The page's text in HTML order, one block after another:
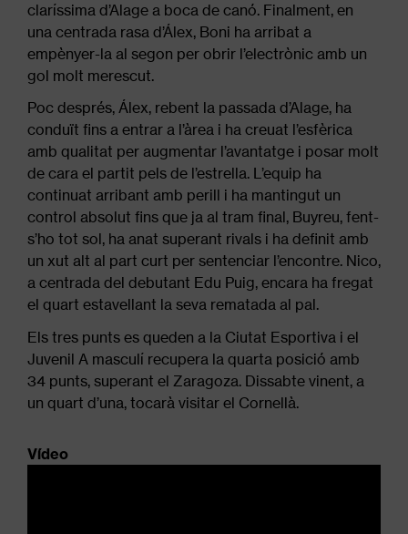
claríssima d’Alage a boca de canó. Finalment, en
una centrada rasa d’Álex, Boni ha arribat a
empènyer-la al segon per obrir l’electrònic amb un
gol molt merescut.
Poc després, Álex, rebent la passada d’Alage, ha
conduït fins a entrar a l’àrea i ha creuat l’esfèrica
amb qualitat per augmentar l’avantatge i posar molt
de cara el partit pels de l’estrella. L’equip ha
continuat arribant amb perill i ha mantingut un
control absolut fins que ja al tram final, Buyreu, fent-
s’ho tot sol, ha anat superant rivals i ha definit amb
un xut alt al part curt per sentenciar l’encontre. Nico,
a centrada del debutant Edu Puig, encara ha fregat
el quart estavellant la seva rematada al pal.
Els tres punts es queden a la Ciutat Esportiva i el
Juvenil A masculí recupera la quarta posició amb
34 punts, superant el Zaragoza. Dissabte vinent, a
un quart d’una, tocarà visitar el Cornellà.
Vídeo